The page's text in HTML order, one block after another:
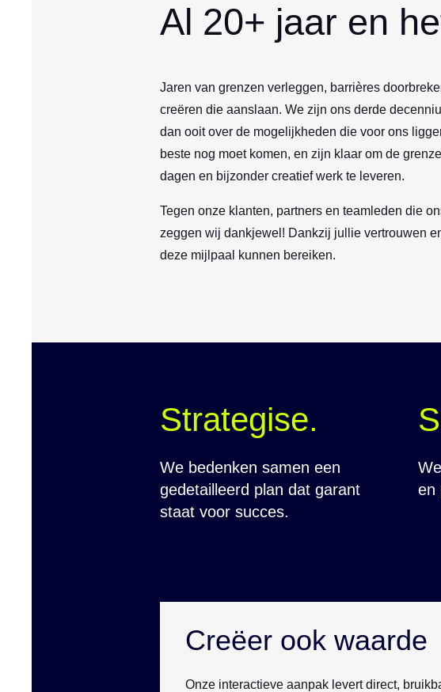
Al 20+ jaar en
Jaren van grenzen verleggen, barrières
creëren die aanslaan. We zijn ons derde
dan ooit over de mogelijkheden die voor ons
beste nog moet komen, en zijn klaar om de
dagen en bijzonder creatief werk te leveren.
Tegen onze klanten, partners en teamleden die
zeggen wij dankjewel! Dankzij jullie vertrouwen
deze mijlpaal kunnen bereiken.
Strategise.
We bedenken samen een
gedetailleerd plan dat garant
staat voor succes.​
en
Creëer ook waarde
Onze interactieve aanpak levert direct,